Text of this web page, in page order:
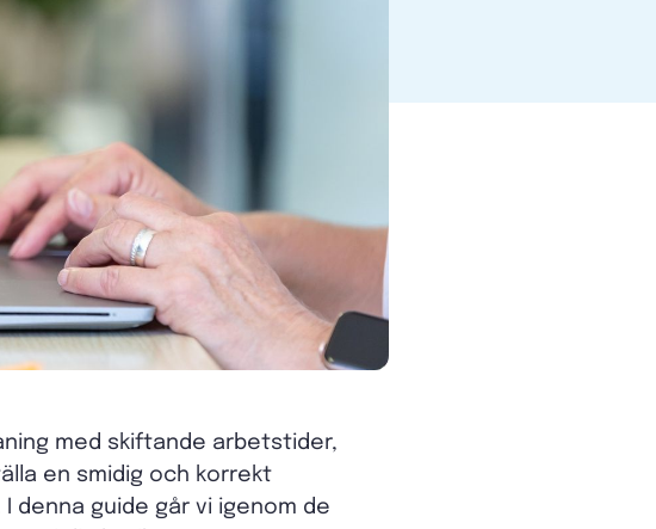
med skiftande arbetstider,
en smidig och korrekt
denna guide går vi igenom de